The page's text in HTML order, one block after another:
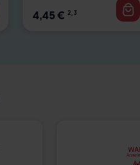
4,45€ 2, 3